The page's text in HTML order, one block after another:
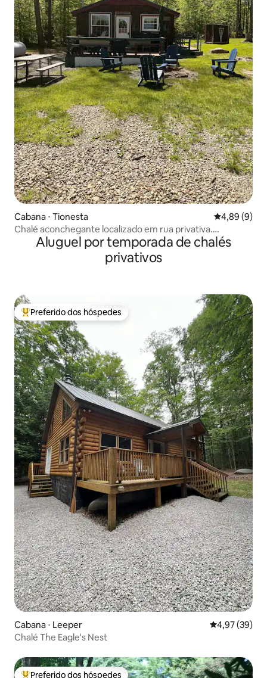
Cabana ⋅ Tionesta 4,89 de uma
4,89 (9)
Chalé aconchegante localizado em rua privativa.
Silencioso e tranquilo
Aluguel por temporada de chalés
privativos
Entre os melhores preferidos dos hóspedes
Preferido dos hóspedes
Cabana ⋅ Leeper 4,97 de uma
4,97 (39)
Chalé The Eagle's Nest
Preferido dos hóspedes